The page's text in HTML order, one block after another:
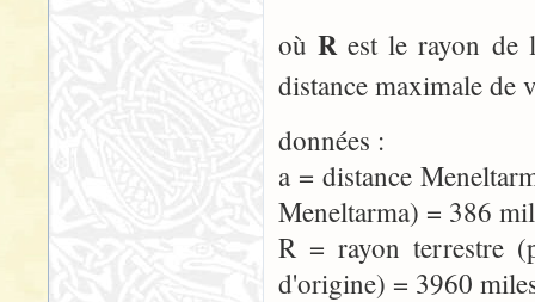
oùR est le rayon de
distance maximale
données :
a = distance
Meneltarma) = 386
R = rayon terrestre
d'origine) = 3960